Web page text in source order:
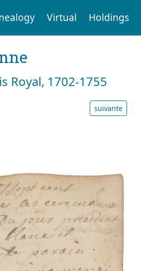
Virtual Holdings
Royal, 1702-1755
suivante